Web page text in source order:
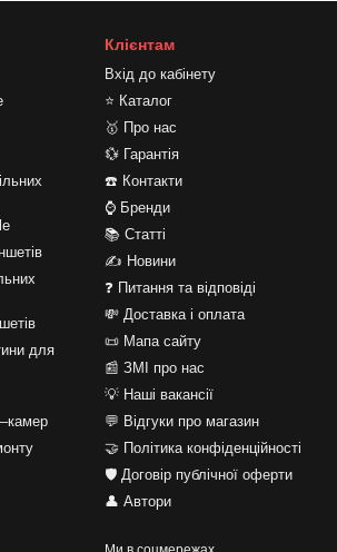
для
Клієнтам
Вхід до кабінету
⭐ Каталог
🥇 Про нас
💱 Гарантія
☎️ Контакти
⌚ Бренди
📚 Статті
✍ Новини
❓ Питання та відповіді
💸 Доставка і оплата
📜 Мапа сайту
📰 ЗМІ про нас
💡 Наші вакансії
💬 Відгуки про магазин
🤝 Політика конфіденційності
🛡️ Договір публічної оферти
👤 Автори